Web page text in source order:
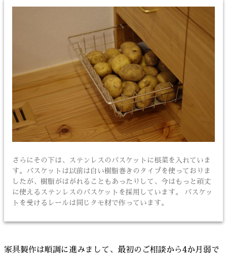
さらにその下は、ステンレスのバスケットに根菜を入れていま
す。バスケットは以前は白い樹脂巻きのタイプを使っておりま
したが、樹脂がはがれることもあったりして、今はもっと頑丈
に使えるステンレスのバスケットを採用しています。 バスケッ
トを受けるレールは同じタモ材で作っています。
家具製作は順調に進みまして、最初のご相談から4か月弱で